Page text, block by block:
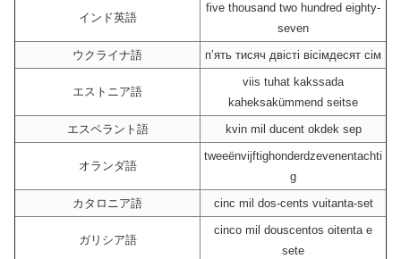
インド英語
five thousand two hundred eighty-
seven
ウクライナ語
пʼять тисяч двісті вісімдесят сім
エストニア語
viis tuhat kakssada
kaheksakümmend seitse
エスペラント語
kvin mil ducent okdek sep
オランダ語
tweeënvijftighonderdzevenentachti
g
カタロニア語
cinc mil dos-cents vuitanta-set
ガリシア語
cinco mil douscentos oitenta e
sete